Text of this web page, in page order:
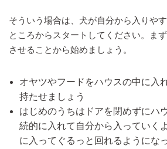
そういう場合は、犬が自分から入りや
ところからスタートしてください。ま
させることから始めましょう。
オヤツやフードをハウスの中に入
持たせましょう
はじめのうちはドアを閉めずにハ
続的に入れて自分から入っていく
に入ってぐるっと回れるようにな